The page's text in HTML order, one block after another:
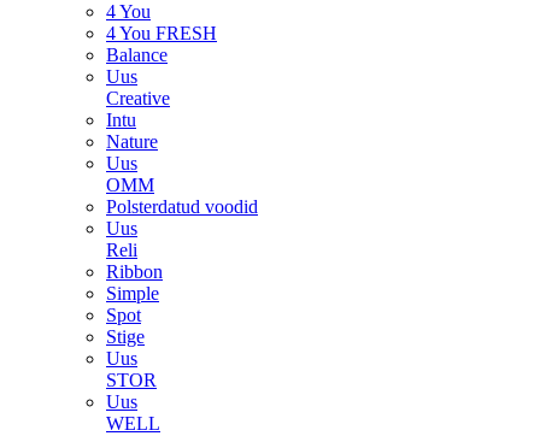
4 You
4 You FRESH
Balance
Uus
Creative
Intu
Nature
Uus
OMM
Polsterdatud voodid
Uus
Reli
Ribbon
Simple
Spot
Stige
Uus
STOR
Uus
WELL